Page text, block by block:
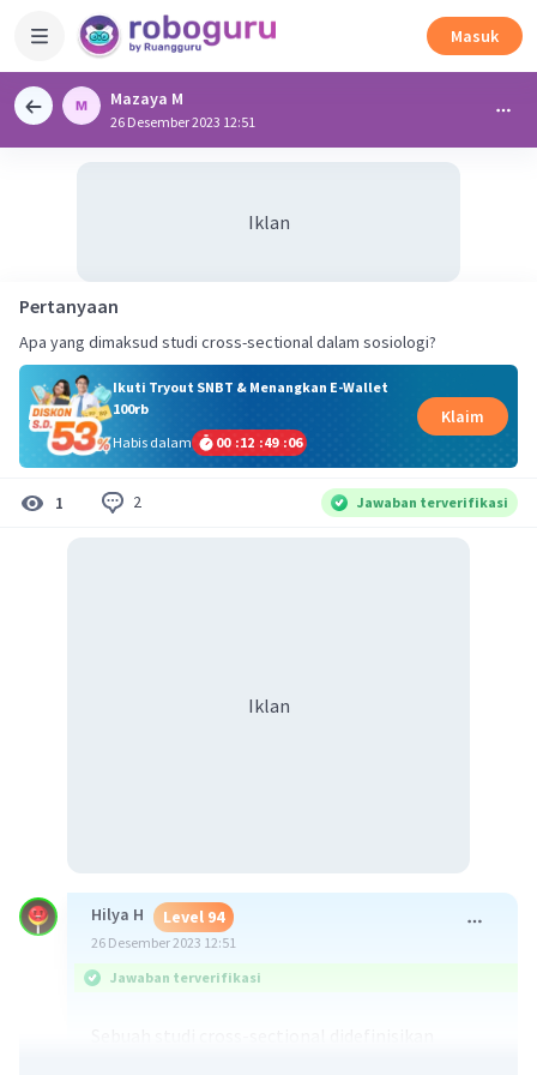
Masuk
Mazaya M
26 Desember 2023 12:51
Iklan
Pertanyaan
Apa yang dimaksud studi cross-sectional dalam sosiologi?
Ikuti Tryout SNBT & Menangkan E-Wallet
100rb
Habis dalam
00 :12 :49 :06
Klaim
1 2 Jawaban terverifikasi
Iklan
Hilya H Level 94
26 Desember 2023 12:51
Jawaban terverifikasi